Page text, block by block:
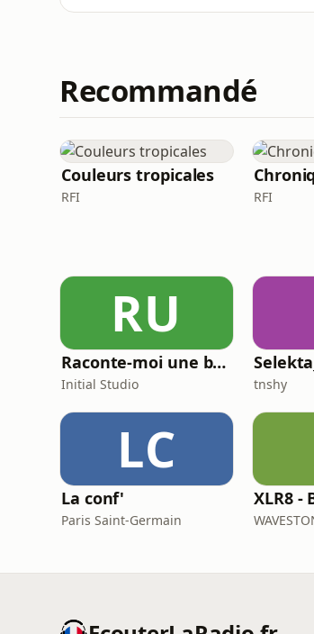
médiumnité, et de celle de
Recommandé
Couleurs tropicales
RFI RFI
RU
Raconte-moi une bêtise
Initial Studio tnshy
LC
La conf'
Paris Saint-Germain